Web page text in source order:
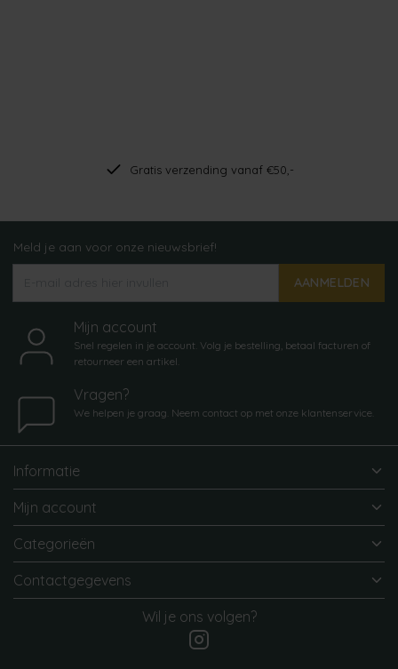
Gratis verzending vanaf €50,-
Meld je aan voor onze nieuwsbrief!
AANMELDEN
Mijn account
Snel regelen in je account. Volg je bestelling, betaal facturen of
retourneer een artikel.
Vragen?
We helpen je graag. Neem contact op met onze klantenservice.
Informatie
Mijn account
Categorieën
Contactgegevens
Wil je ons volgen?